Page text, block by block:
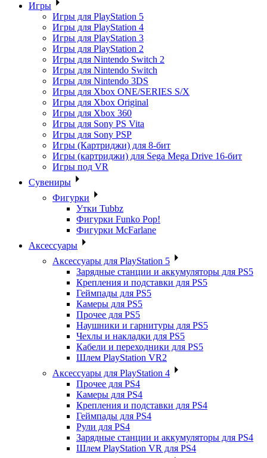
Игры
Игры для PlayStation 5
Игры для PlayStation 4
Игры для PlayStation 3
Игры для PlayStation 2
Игры для Nintendo Switch 2
Игры для Nintendo Switch
Игры для Nintendo 3DS
Игры для Xbox ONE/SERIES S/X
Игры для Xbox Original
Игры для Xbox 360
Игры для Sony PS Vita
Игры для Sony PSP
Игры (Картриджи) для 8-бит
Игры (картриджи) для Sega Mega Drive 16-бит
Игры под VR
Сувениры
Фигурки
Утки Tubbz
Фигурки Funko Pop!
Фигурки McFarlane
Аксессуары
Аксессуары для PlayStation 5
Зарядные станции и аккумуляторы для PS5
Крепления и подставки для PS5
Геймпады для PS5
Камеры для PS5
Прочее для PS5
Наушники и гарнитуры для PS5
Чехлы и накладки для PS5
Кабели и переходники для PS5
Шлем PlayStation VR2
Аксессуары для PlayStation 4
Прочее для PS4
Камеры для PS4
Крепления и подставки для PS4
Геймпады для PS4
Рули для PS4
Зарядные станции и аккумуляторы для PS4
Шлем PlayStation VR для PS4